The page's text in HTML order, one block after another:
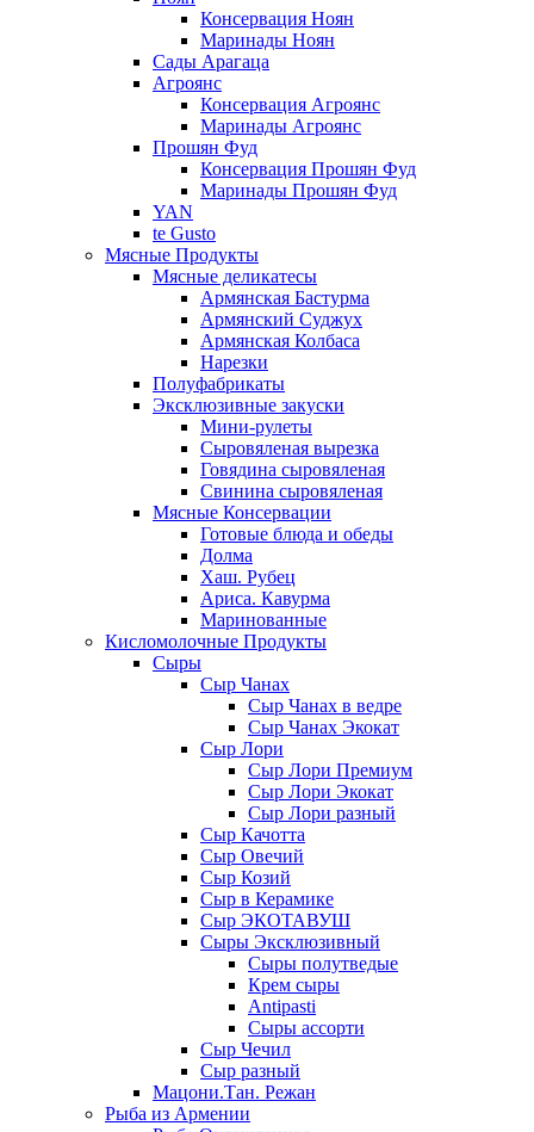
Консервация Ноян
Маринады Ноян
Сады Арагаца
Агроянс
Консервация Агроянс
Маринады Агроянс
Прошян Фуд
Консервация Прошян Фуд
Маринады Прошян Фуд
YAN
te Gusto
Мясные Продукты
Мясные деликатесы
Армянская Бастурма
Армянский Суджух
Армянская Колбаса
Нарезки
Полуфабрикаты
Эксклюзивные закуски
Мини-рулеты
Сыровяленая вырезка
Говядина сыровяленая
Свинина сыровяленая
Мясные Консервации
Готовые блюда и обеды
Долма
Хаш. Рубец
Ариса. Кавурма
Маринованные
Кисломолочные Продукты
Сыры
Сыр Чанах
Сыр Чанах в ведре
Сыр Чанах Экокат
Сыр Лори
Сыр Лори Премиум
Сыр Лори Экокат
Сыр Лори разный
Сыр Качотта
Сыр Овечий
Сыр Козий
Сыр в Керамике
Сыр ЭКОТАВУШ
Сыры Эксклюзивный
Сыры полутведые
Крем сыры
Antipasti
Сыры ассорти
Сыр Чечил
Сыр разный
Мацони.Тан. Режан
Рыба из Армении